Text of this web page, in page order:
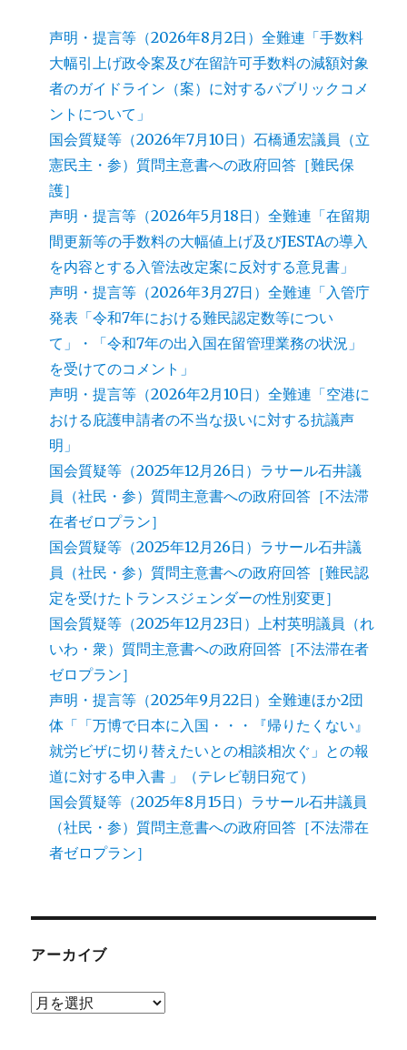
声明・提言等（2026年8月2日）全難連「手数料
大幅引上げ政令案及び在留許可手数料の減額対象
者のガイドライン（案）に対するパブリックコメ
ントについて」
国会質疑等（2026年7月10日）石橋通宏議員（立
憲民主・参）質問主意書への政府回答［難民保
護］
声明・提言等（2026年5月18日）全難連「在留期
間更新等の手数料の大幅値上げ及びJESTAの導入
を内容とする入管法改定案に反対する意見書」
声明・提言等（2026年3月27日）全難連「入管庁
発表「令和7年における難民認定数等につい
て」・「令和7年の出入国在留管理業務の状況」
を受けてのコメント」
声明・提言等（2026年2月10日）全難連「空港に
おける庇護申請者の不当な扱いに対する抗議声
明」
国会質疑等（2025年12月26日）ラサール石井議
員（社民・参）質問主意書への政府回答［不法滞
在者ゼロプラン］
国会質疑等（2025年12月26日）ラサール石井議
員（社民・参）質問主意書への政府回答［難民認
定を受けたトランスジェンダーの性別変更］
国会質疑等（2025年12月23日）上村英明議員（れ
いわ・衆）質問主意書への政府回答［不法滞在者
ゼロプラン］
声明・提言等（2025年9月22日）全難連ほか2団
体「「万博で日本に入国・・・『帰りたくない』
就労ビザに切り替えたいとの相談相次ぐ」との報
道に対する申入書 」（テレビ朝日宛て）
国会質疑等（2025年8月15日）ラサール石井議員
（社民・参）質問主意書への政府回答［不法滞在
者ゼロプラン］
アーカイブ
ア